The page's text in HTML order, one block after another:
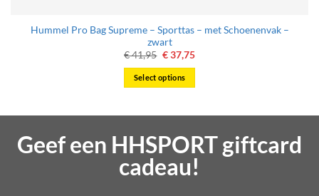
Hummel Pro Bag Supreme – Sporttas – met Schoenenvak –
zwart
€41,95 Oorspronkelijke
was:
€ 41,95.
€37,75Huidige
Select options
Geef een HHSPORT giftcard
cadeau!